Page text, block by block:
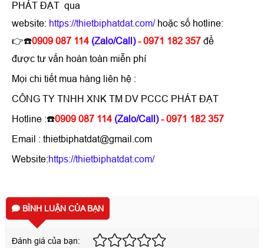
PHÁT ĐẠT qua
website: https://thietbiphatdat.com/ hoặc số hotline:
👉☎️0909 087 114 (Zalo/Call) - 0971 182 357 để
được tư vấn hoàn toàn miễn phí
Mọi chi tiết mua hàng liên hệ :
CÔNG TY TNHH XNK TM DV PCCC PHÁT ĐẠT
Hotline :☎️0909 087 114 (Zalo/Call) - 0971 182 357
Email : thietbiphatdat@gmail.com
Website:https://thietbiphatdat.com/
BÌNH LUẬN CỦA BẠN
Đánh giá của bạn: